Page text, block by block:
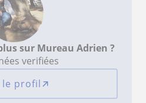
sur Mureau Adrien ?
verifiées
le profil